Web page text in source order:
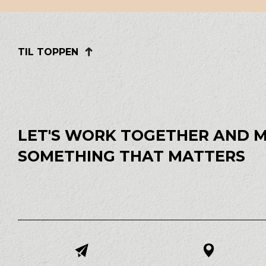
TIL TOPPEN
LET'S WORK TOGETHER AND
SOMETHING THAT MATTERS